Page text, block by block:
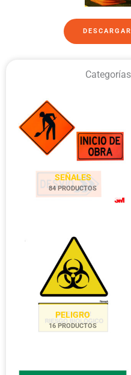
SEÑALES
84 PRODUCTOS
PELIGRO
16 PRODUCTOS